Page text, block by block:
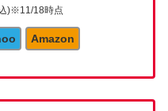
)※11/18時点
Amazon